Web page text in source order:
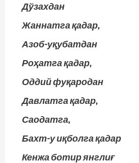
Дўзахдан
Жаннатга қадар,
Азоб-уқубатдан
Роҳатга қадар,
Оддий фуқародан
Давлатга қадар,
Саодатга,
Бахт-у иқболга қадар
Кенжа ботир янглиғ